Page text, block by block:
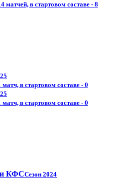
матчей, в стартовом составе - 8
матч, в стартовом составе - 0
матч, в стартовом составе - 0
КФССезон 2024